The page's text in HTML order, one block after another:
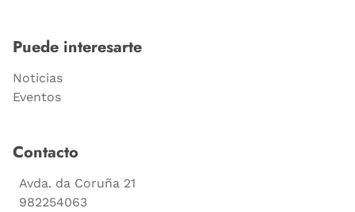
Puede interesarte
Noticias
Eventos
Contacto
Avda. da Coruña 21
982254063